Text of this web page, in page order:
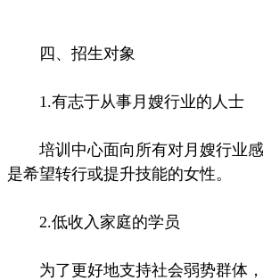
四、招生对象
1.有志于从事月嫂行业的人士
培训中心面向所有对月嫂行业感
是希望转行或提升技能的女性。
2.低收入家庭的学员
为了更好地支持社会弱势群体，